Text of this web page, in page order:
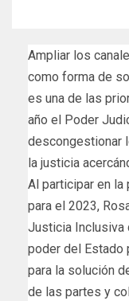
Ampliar los
como forma de
es una de las
año el Poder
descongestionar
la justicia
Al participar en
para el 2023,
Justicia Inclusiva
poder del Estado
para la solución
de las partes y